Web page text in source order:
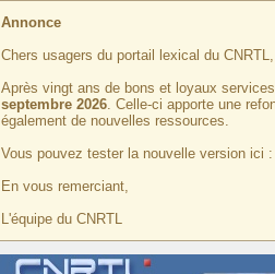
Annonce
Chers usagers du portail lexical du CNRTL,
Après vingt ans de bons et loyaux
septembre 2026. Celle-ci apporte une
également de nouvelles ressources.
Vous pouvez tester la nouvelle version ici :
En vous remerciant,
L'équipe du CNRTL